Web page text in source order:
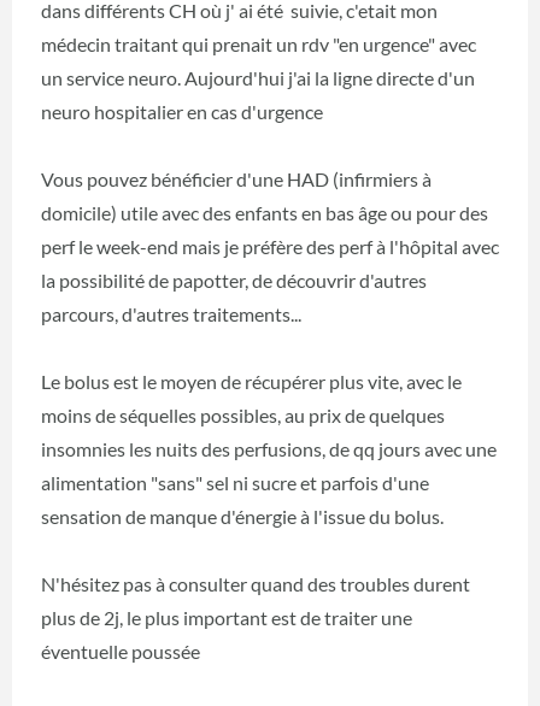
dans différents CH où j' ai été suivie, c'etait mon
médecin traitant qui prenait un rdv "en urgence" avec
un service neuro. Aujourd'hui j'ai la ligne directe d'un
neuro hospitalier en cas d'urgence
Vous pouvez bénéficier d'une HAD (infirmiers à
domicile) utile avec des enfants en bas âge ou pour des
perf le week-end mais je préfère des perf à l'hôpital avec
la possibilité de papotter, de découvrir d'autres
parcours, d'autres traitements...
Le bolus est le moyen de récupérer plus vite, avec le
moins de séquelles possibles, au prix de quelques
insomnies les nuits des perfusions, de qq jours avec une
alimentation "sans" sel ni sucre et parfois d'une
sensation de manque d'énergie à l'issue du bolus.
N'hésitez pas à consulter quand des troubles durent
plus de 2j, le plus important est de traiter une
éventuelle poussée